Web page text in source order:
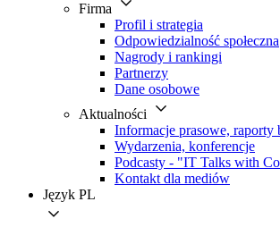
Firma
Profil i strategia
Odpowiedzialność społeczna
Nagrody i rankingi
Partnerzy
Dane osobowe
Aktualności
Informacje prasowe, raporty
Wydarzenia, konferencje
Podcasty - "IT Talks with
Kontakt dla mediów
Język PL